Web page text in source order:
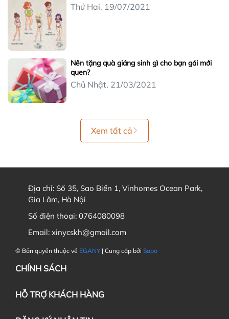
Thứ Hai, 19/07/2021
Nên tặng quà giáng sinh gì cho bạn gái mới
quen?
Chủ Nhật, 21/03/2021
Xem tất cả
Địa chỉ: Số 35, Sao Biển 1, Vinhomes Ocean Park,
Gia Lâm, Hà Nội
Số điện thoại: 0764080098
Email: xinycskh@gmail.com
© Bản quyền thuộc về EGANY | Cung cấp bởi Sapo
CHÍNH SÁCH
HỖ TRỢ KHÁCH HÀNG